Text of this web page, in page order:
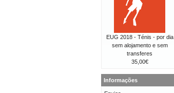
EUG 2018 - Ténis - por dia
sem alojamento e sem
transferes
35,00€
Informações